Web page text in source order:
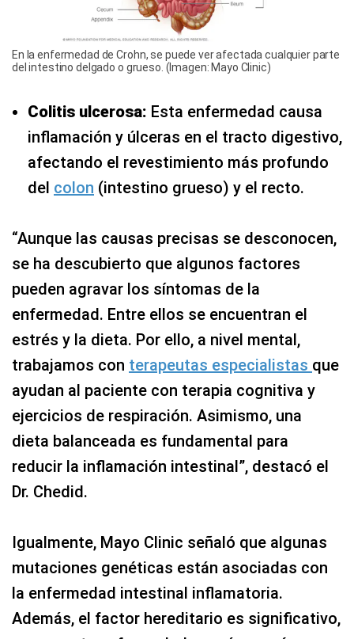
En la enfermedad de Crohn, se puede ver afectada cualquier parte
del intestino delgado o grueso. (Imagen: Mayo Clinic)
Colitis ulcerosa: Esta enfermedad causa
inflamación y úlceras en el tracto digestivo,
afectando el revestimiento más profundo
del colon (intestino grueso) y el recto.
“Aunque las causas precisas se desconocen,
se ha descubierto que algunos factores
pueden agravar los síntomas de la
enfermedad. Entre ellos se encuentran el
estrés y la dieta. Por ello, a nivel mental,
trabajamos con terapeutas especialistas que
ayudan al paciente con terapia cognitiva y
ejercicios de respiración. Asimismo, una
dieta balanceada es fundamental para
reducir la inflamación intestinal”, destacó el
Dr. Chedid.
Igualmente, Mayo Clinic señaló que algunas
mutaciones genéticas están asociadas con
la enfermedad intestinal inflamatoria.
Además, el factor hereditario es significativo,